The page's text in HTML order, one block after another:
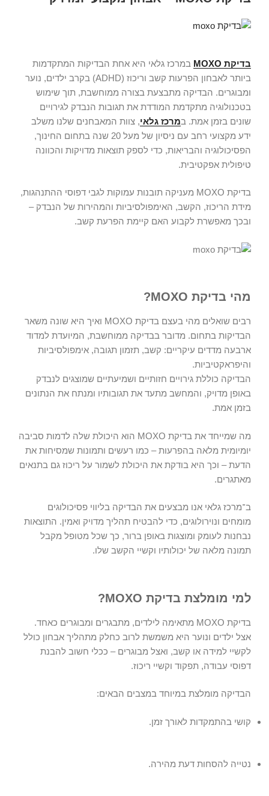
בדיקת MOXO
במרכז גלאי היא אחת הבדיקות המתקדמות
ביותר לאבחון הפרעות קשב וריכוז (ADHD) בקרב ילדים, נוער
ומבוגרים. הבדיקה מתבצעת בצורה ממוחשבת, תוך שימוש
בטכנולוגיה מתקדמת המודדת את תגובות הנבדק לגירויים
שונים בזמן אמת. במרכז גלאי, צוות המאבחנים שלנו משלב
ידע מקצועי רחב עם ניסיון של מעל 20 שנה בתחום החינוך,
הפסיכולוגיה והבריאות, כדי לספק תוצאות מדויקות והכוונה
טיפולית אפקטיבית.
בדיקת MOXO מעניקה תובנות עמוקות לגבי דפוסי ההתנהגות,
מידת הריכוז, הקשב, האימפולסיביות והמהירות של הנבדק –
ובכך מאפשרת לקבוע האם קיימת הפרעת קשב.
מהי בדיקת MOXO?
רבים שואלים מהי בעצם בדיקת MOXO
ואיך היא שונה משאר
הבדיקות בתחום. מדובר בבדיקה ממוחשבת, המיועדת למדוד
ארבעה מדדים עיקריים: קשב, תזמון תגובה, אימפולסיביות
והיפראקטיביות.
הבדיקה כוללת גירויים חזותיים ושמיעתיים שמוצגים לנבדק
באופן מדויק, והמחשב מתעד את תגובותיו ומנתח את הנתונים
בזמן אמת.
מה שמייחד את בדיקת MOXO
הוא היכולת שלה לדמות סביבה
יומיומית מלאה בהפרעות – כמו רעשים ותמונות שמסיחות את
הדעת – וכך היא בודקת את היכולת לשמור על ריכוז גם בתנאים
מאתגרים.
ב־מרכז גלאי אנו מבצעים את הבדיקה בליווי פסיכולוגים
מומחים ונוירולוגים, כדי להבטיח תהליך מדויק ואמין. התוצאות
נבחנות לעומק ומוצגות באופן ברור, כך שכל מטופל מקבל
תמונה מלאה של יכולותיו וקשיי הקשב שלו.
למי מומלצת בדיקת MOXO?
בדיקת MOXO
מתאימה לילדים, מתבגרים ומבוגרים כאחד.
אצל ילדים ונוער היא משמשת לרוב כחלק מתהליך אבחון כולל
לקשיי למידה או קשב, ואצל מבוגרים – ככלי חשוב להבנת
דפוסי עבודה, תפקוד וקשיי ריכוז.
הבדיקה מומלצת במיוחד במצבים הבאים:
קושי בהתמקדות לאורך זמן.
נטייה להסחות דעת מהירה.